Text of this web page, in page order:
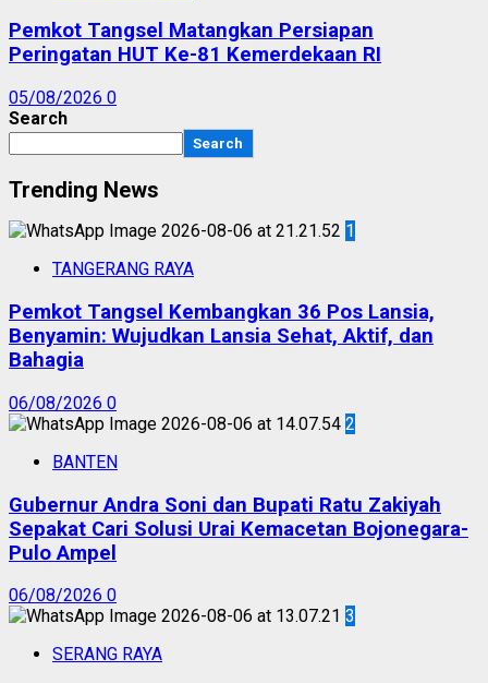
Pemkot Tangsel Matangkan Persiapan
Peringatan HUT Ke-81 Kemerdekaan RI
05/08/2026 0
Search
Search
Trending News
1
TANGERANG RAYA
Pemkot Tangsel Kembangkan 36 Pos Lansia,
Benyamin: Wujudkan Lansia Sehat, Aktif, dan
Bahagia
06/08/2026 0
2
BANTEN
Gubernur Andra Soni dan Bupati Ratu Zakiyah
Sepakat Cari Solusi Urai Kemacetan Bojonegara-
Pulo Ampel
06/08/2026 0
3
SERANG RAYA